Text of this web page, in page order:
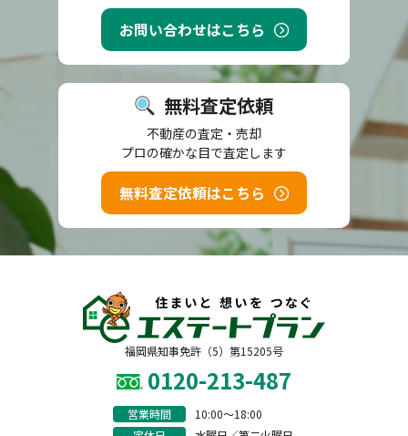
お問い合わせはこちら
無料査定依頼
不動産の査定・売却
プロの確かな目で査定します
無料査定依頼はこちら
福岡県知事免許（5）第15205号
0120-213-487
営業時間
10:00〜18:00